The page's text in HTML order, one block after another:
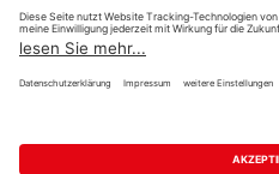
Impressum AGB